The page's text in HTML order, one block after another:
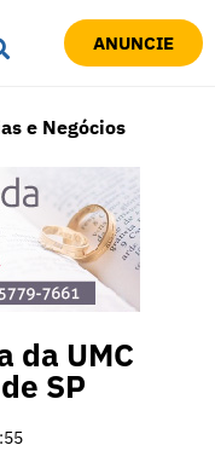
ANUNCIE
e Negócios
da UMC
SP